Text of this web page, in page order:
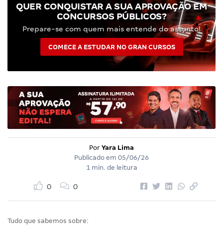
QUER CONQUISTAR A SUA APROVAÇÃO EM
CONCURSOS PÚBLICOS?
Prepare-se com quem mais entende do assunto!
COMECE A ESTUDAR NO GRAN CURSOS
Por Yara Lima
Publicado em 05/06/26
1 min. de leitura
0 0
Tudo que sabemos sobre: